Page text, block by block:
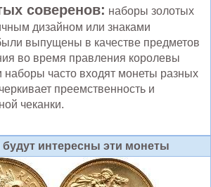
соверенов: наборы золотых
дизайном или знаками
выпущены в качестве предметов
во время правления королевы
наборы часто входят монеты разных
преемственность и
чеканки.
интересны эти монеты